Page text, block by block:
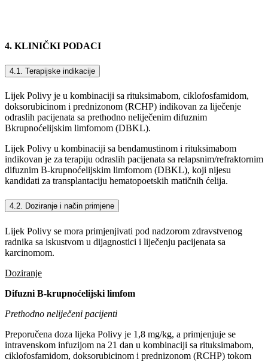
4. KLINIČKI PODACI
4.1. Terapijske indikacije
Lijek Polivy je u kombinaciji sa rituksimabom, ciklofosfamidom,
doksorubicinom i prednizonom (RCHP) indikovan za liječenje
odraslih pacijenata sa prethodno neliječenim difuznim
Bkrupnoćelijskim limfomom (DBKL).
Lijek Polivy u kombinaciji sa bendamustinom i rituksimabom
indikovan je za terapiju odraslih pacijenata sa relapsnim/refraktornim
difuznim B-krupnoćelijskim limfomom (DBKL), koji nijesu
kandidati za transplantaciju hematopoetskih matičnih ćelija.
4.2. Doziranje i način primjene
Lijek Polivy se mora primjenjivati pod nadzorom zdravstvenog
radnika sa iskustvom u dijagnostici i liječenju pacijenata sa
karcinomom.
Doziranje
Difuzni B-krupnoćelijski limfom
Prethodno neliječeni pacijenti
Preporučena doza lijeka Polivy je 1,8 mg/kg, a primjenjuje se
intravenskom infuzijom na 21 dan u kombinaciji sa rituksimabom,
ciklofosfamidom, doksorubicinom i prednizonom (RCHP) tokom